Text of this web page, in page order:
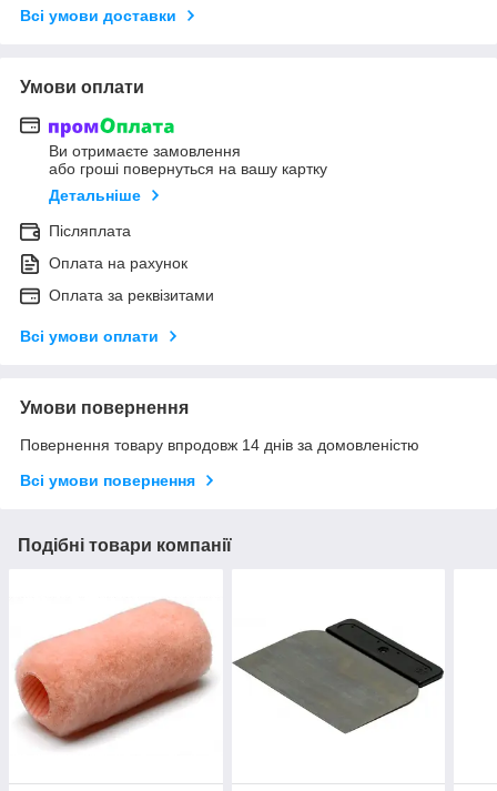
Всі умови доставки
Умови оплати
Ви отримаєте замовлення
або гроші повернуться на вашу картку
Детальніше
Післяплата
Оплата на рахунок
Оплата за реквізитами
Всі умови оплати
Умови повернення
Повернення товару впродовж 14 днів за домовленістю
Всі умови повернення
Подібні товари компанії